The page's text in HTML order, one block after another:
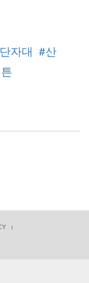
자대 #산